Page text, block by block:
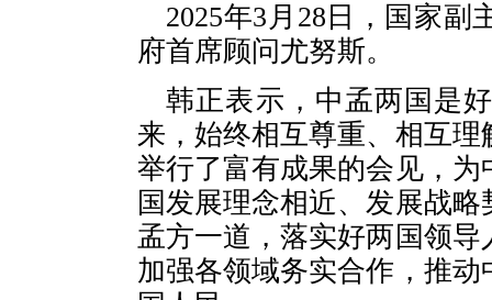
2025年3月28日，国家
府首席顾问尤努斯。
韩正表示，中孟两国是
来，始终相互尊重、相互
举行了富有成果的会见，
国发展理念相近、发展战
孟方一道，落实好两国领
加强各领域务实合作，推